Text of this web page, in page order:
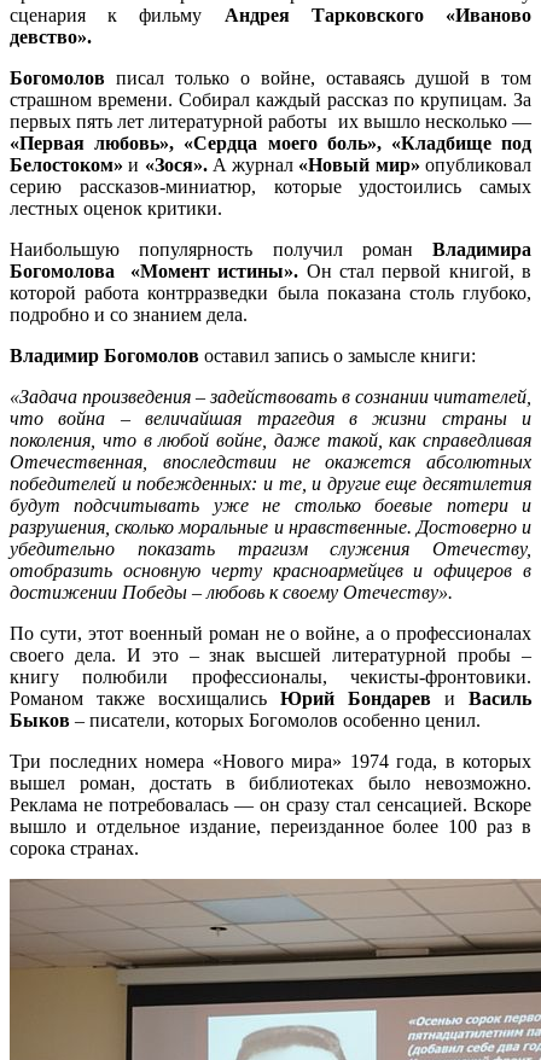
сценария к фильму Андрея Тарковского «Иваново
девство».
Богомолов писал только о войне, оставаясь душой в том
страшном времени. Собирал каждый рассказ по крупицам. За
первых пять лет литературной работы их вышло несколько —
«Первая любовь», «Сердца моего боль», «Кладбище под
Белостоком» и «Зося».А журнал «Новый мир» опубликовал
серию рассказов-миниатюр, которые удостоились самых
лестных оценок критики.
Наибольшую популярность получил роман Владимира
Богомолова «Момент истины». Он стал первой книгой, в
которой работа контрразведки была показана столь глубоко,
подробно и со знанием дела.
Владимир Богомолов оставил запись о замысле книги:
«Задача произведения – задействовать в сознании читателей,
что война – величайшая трагедия в жизни страны и
поколения, что в любой войне, даже такой, как справедливая
Отечественная, впоследствии не окажется абсолютных
победителей и побежденных: и те, и другие еще десятилетия
будут подсчитывать уже не столько боевые потери и
разрушения, сколько моральные и нравственные. Достоверно и
убедительно показать трагизм служения Отечеству,
отобразить основную черту красноармейцев и офицеров в
достижении Победы – любовь к своему Отечеству».
По сути, этот военный роман не о войне, а о профессионалах
своего дела. И это – знак высшей литературной пробы –
книгу полюбили профессионалы, чекисты-фронтовики.
Романом также восхищались Юрий Бондарев и Василь
Быков – писатели, которых Богомолов особенно ценил.
Три последних номера «Нового мира» 1974 года, в которых
вышел роман, достать в библиотеках было невозможно.
Реклама не потребовалась — он сразу стал сенсацией. Вскоре
вышло и отдельное издание, переизданное более 100 раз в
сорока странах.